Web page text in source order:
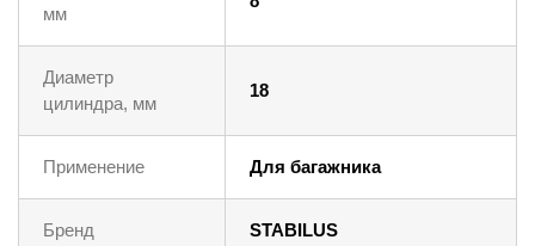
мм
Диаметр
цилиндра, мм
18
Применение Для багажника
Бренд STABILUS